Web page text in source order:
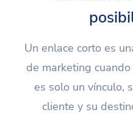
Un enlace corto es
de marketing
es solo un vínculo,
cliente y su